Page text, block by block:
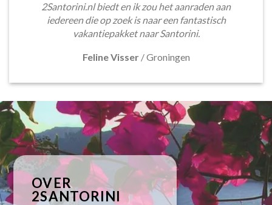
2Santorini.nl biedt en ik zou het aanraden aan
iedereen die op zoek is naar een fantastisch
vakantiepakket naar Santorini.
Feline Visser /Groningen
OVER
2SANTORINI